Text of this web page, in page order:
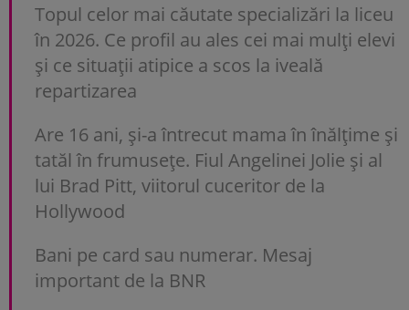
Topul celor mai căutate specializări la liceu
în 2026. Ce profil au ales cei mai mulți elevi
și ce situații atipice a scos la iveală
repartizarea
Are 16 ani, și-a întrecut mama în înălțime și
tatăl în frumusețe. Fiul Angelinei Jolie și al
lui Brad Pitt, viitorul cuceritor de la
Hollywood
Bani pe card sau numerar. Mesaj
important de la BNR